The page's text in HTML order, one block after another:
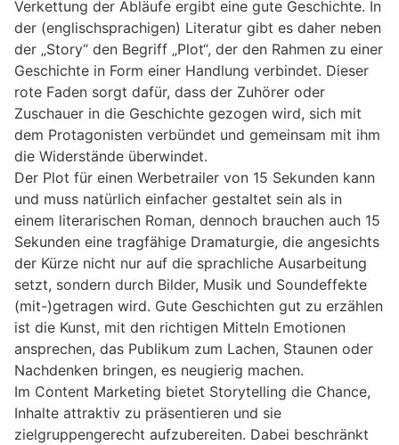
Verkettung der Abläufe ergibt eine gute Geschichte. In
der (englischsprachigen) Literatur gibt es daher neben
der „Story“ den Begriff „Plot“, der den Rahmen zu einer
Geschichte in Form einer Handlung verbindet. Dieser
rote Faden sorgt dafür, dass der Zuhörer oder
Zuschauer in die Geschichte gezogen wird, sich mit
dem Protagonisten verbündet und gemeinsam mit ihm
die Widerstände überwindet.
Der Plot für einen Werbetrailer von 15 Sekunden kann
und muss natürlich einfacher gestaltet sein als in
einem literarischen Roman, dennoch brauchen auch 15
Sekunden eine tragfähige Dramaturgie, die angesichts
der Kürze nicht nur auf die sprachliche Ausarbeitung
setzt, sondern durch Bilder, Musik und Soundeffekte
(mit-)getragen wird. Gute Geschichten gut zu erzählen
ist die Kunst, mit den richtigen Mitteln Emotionen
ansprechen, das Publikum zum Lachen, Staunen oder
Nachdenken bringen, es neugierig machen.
Im Content Marketing bietet Storytelling die Chance,
Inhalte attraktiv zu präsentieren und sie
zielgruppengerecht aufzubereiten. Dabei beschränkt